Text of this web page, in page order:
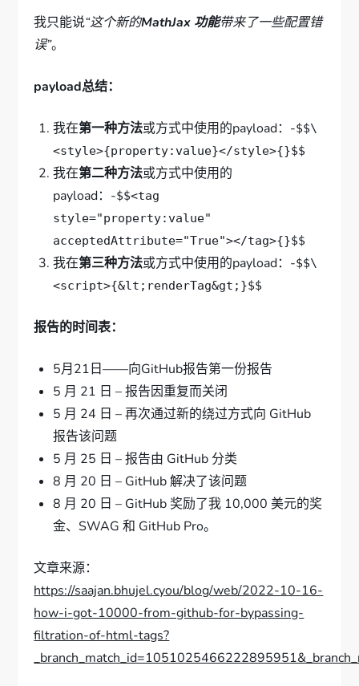
我只能说“这个新的MathJax 功能带来了一些配置错
误”。
payload总结：
我在第一种方法或方式中使用的payload：-$$\
<style>{property:value}</style>{}$$
我在第二种方法或方式中使用的
payload：-$$<tag
style="property:value"
acceptedAttribute="True"></tag>{}$$
我在第三种方法或方式中使用的payload：-$$\
<script>{&lt;renderTag&gt;}$$
报告的时间表：
5月21日——向GitHub报告第一份报告
5 月 21 日 – 报告因重复而关闭
5 月 24 日 – 再次通过新的绕过方式向 GitHub
报告该问题
5 月 25 日 – 报告由 GitHub 分类
8 月 20 日 – GitHub 解决了该问题
8 月 20 日 – GitHub 奖励了我 10,000 美元的奖
金、SWAG 和 GitHub Pro。
文章来源：
https://saajan.bhujel.cyou/blog/web/2022-10-16-
how-i-got-10000-from-github-for-bypassing-
filtration-of-html-tags?